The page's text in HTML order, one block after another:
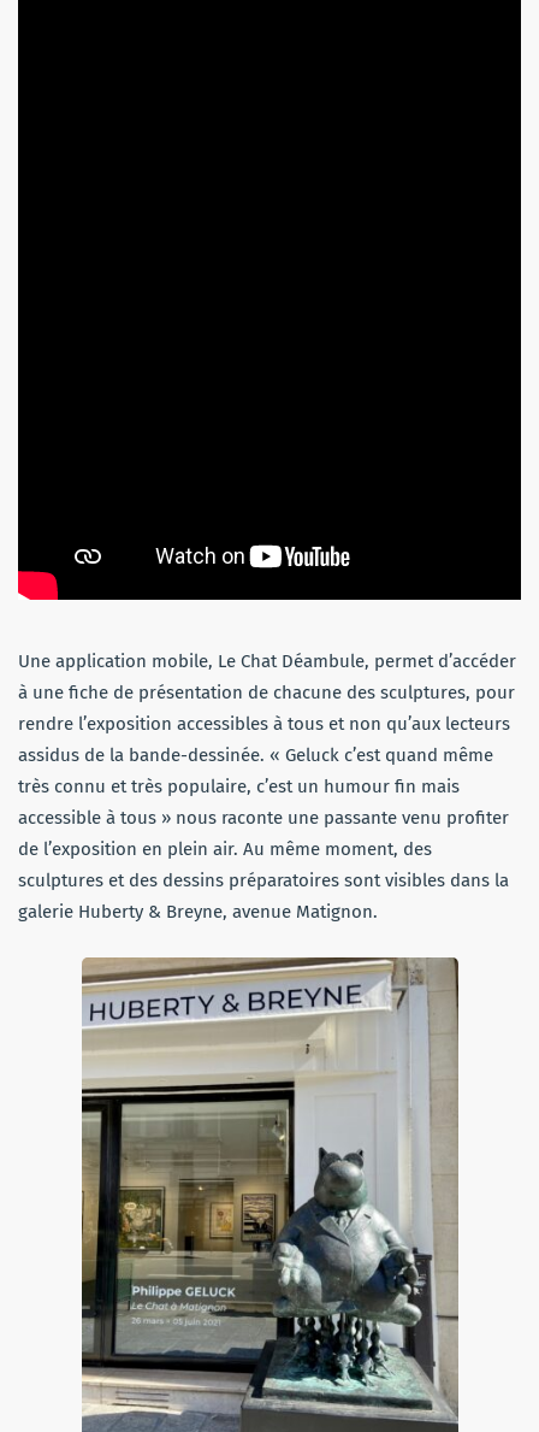
Une application mobile, Le Chat Déambule, permet d’accéder
à une fiche de présentation de chacune des sculptures, pour
rendre l’exposition accessibles à tous et non qu’aux lecteurs
assidus de la bande-dessinée. « Geluck c’est quand même
très connu et très populaire, c’est un humour fin mais
accessible à tous » nous raconte une passante venu profiter
de l’exposition en plein air. Au même moment, des
sculptures et des dessins préparatoires sont visibles dans la
galerie Huberty & Breyne, avenue Matignon.